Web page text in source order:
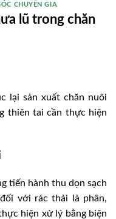
CHUYÊN GIA
lũ trong chăn
lại sản xuất chăn nuôi
thiên tai cần thực hiện
tiến hành thu dọn sạch
với rác thải là phân,
hiện xử lý bằng biện